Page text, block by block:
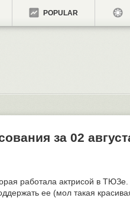
POPULAR
за 02
работала актрисой в ТЮЗе.
ее (мол такая